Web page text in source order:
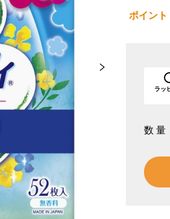
ポイント
ラッ
数量